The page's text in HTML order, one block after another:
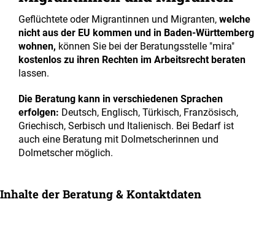
Geflüchtete oder Migrantinnen und Migranten, welche
nicht aus der EU kommen und in Baden-Württemberg
wohnen, können Sie bei der Beratungsstelle "mira"
kostenlos zu ihren Rechten im Arbeitsrecht beraten
lassen.
Die Beratung kann in verschiedenen Sprachen
erfolgen: Deutsch, Englisch, Türkisch, Französisch,
Griechisch, Serbisch und Italienisch. Bei Bedarf ist
auch eine Beratung mit Dolmetscherinnen und
Dolmetscher möglich.
Inhalte der Beratung & Kontaktdaten